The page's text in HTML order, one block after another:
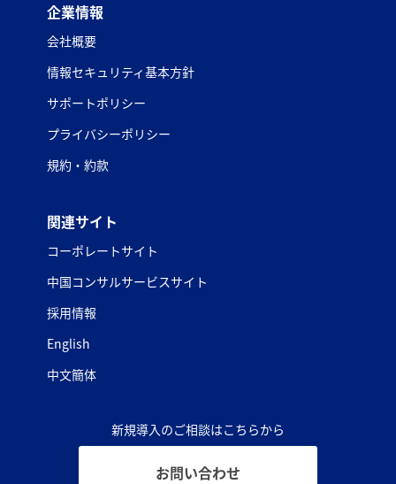
企業情報
会社概要
情報セキュリティ基本方針
サポートポリシー
プライバシーポリシー
規約・約款
関連サイト
コーポレートサイト
中国コンサルサービスサイト
採用情報
English
中文簡体
新規導入のご相談はこちらから
お問い合わせ